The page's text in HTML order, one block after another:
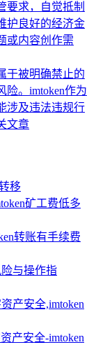
要求，自觉抵制
护良好的经济金
或内容创作需
于被明确禁止的
险。imtoken作为
涉及违法违规行
文章
移
矿工费低多
转账有手续费
与操作指
产安全,imtoken
产安全-imtoken